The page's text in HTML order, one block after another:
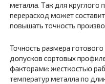
металла. Так для
перерасход может
повышать точность
Точность размера
допусков сортовых
факторами: жесткостью
температур металла по